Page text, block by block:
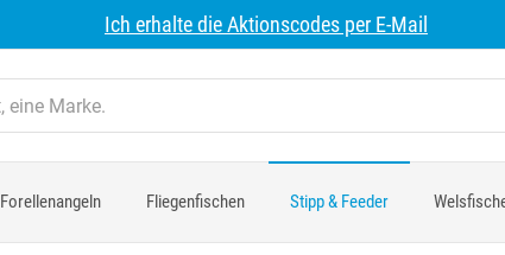
Ich erhalte die Aktionscodes per E-Mail
Forellenangeln Fliegenfischen Stipp & Feeder